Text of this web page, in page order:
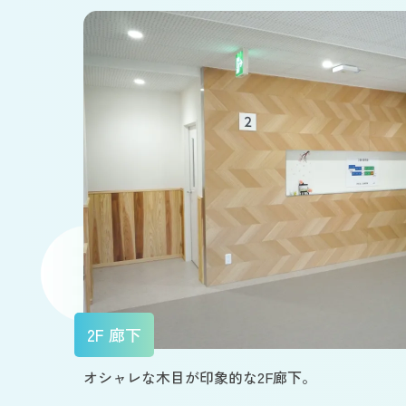
2F 廊下
オシャレな木目が印象的な2F廊下。